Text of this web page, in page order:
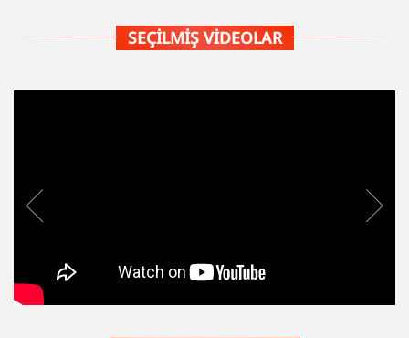
SEÇILMIŞ VIDEOLAR